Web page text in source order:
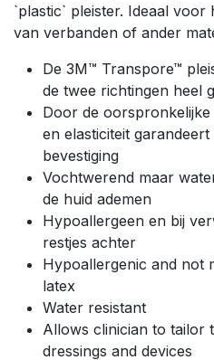
`plastic` pleister. Ideaal
van verbanden of ander
De 3M™ Transpore™
de twee richtingen heel
Door de
en elasticiteit
bevestiging
Vochtwerend maar
de huid ademen
Hypoallergeen en bij
restjes achter
Hypoallergenic and not
latex
Water resistant
Allows clinician to tailor
dressings and devices